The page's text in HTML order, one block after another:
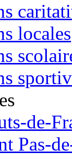
locales
de-
Pas-